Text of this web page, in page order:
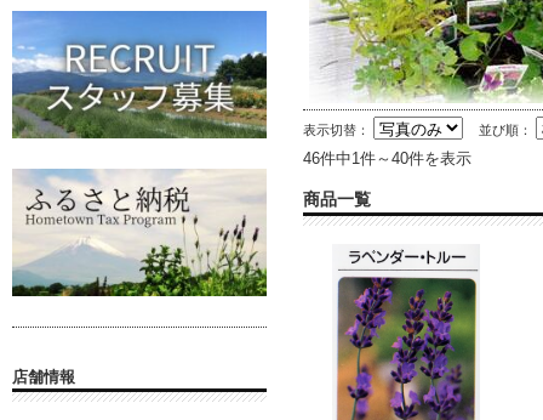
表示切替： 並び順：
46件中1件～40件を表示
商品一覧
店舗情報